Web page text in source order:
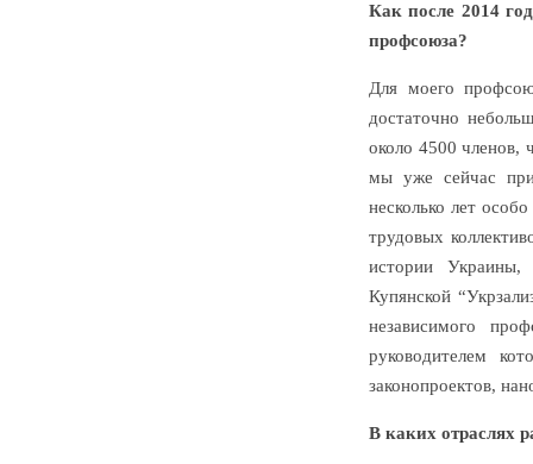
Как после 2014
профсоюза?
Для моего
достаточно
около 4500 членов,
мы уже сейчас
несколько лет
трудовых
истории Украины,
Купянской
независимого
руководителем
законопроектов,
В каких отраслях